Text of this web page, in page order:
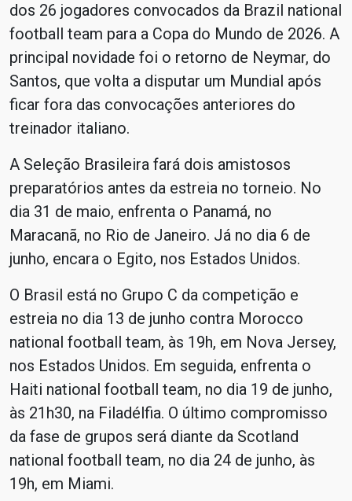
dos 26 jogadores convocados da Brazil national
football team para a Copa do Mundo de 2026. A
principal novidade foi o retorno de Neymar, do
Santos, que volta a disputar um Mundial após
ficar fora das convocações anteriores do
treinador italiano.
A Seleção Brasileira fará dois amistosos
preparatórios antes da estreia no torneio. No
dia 31 de maio, enfrenta o Panamá, no
Maracanã, no Rio de Janeiro. Já no dia 6 de
junho, encara o Egito, nos Estados Unidos.
O Brasil está no Grupo C da competição e
estreia no dia 13 de junho contra Morocco
national football team, às 19h, em Nova Jersey,
nos Estados Unidos. Em seguida, enfrenta o
Haiti national football team, no dia 19 de junho,
às 21h30, na Filadélfia. O último compromisso
da fase de grupos será diante da Scotland
national football team, no dia 24 de junho, às
19h, em Miami.